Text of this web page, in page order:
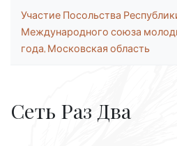
Участие Посольства
Международного союза
года, Московская область
Сеть Раз Два